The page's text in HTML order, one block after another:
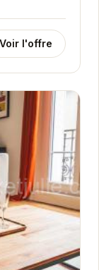
Voir l'offre